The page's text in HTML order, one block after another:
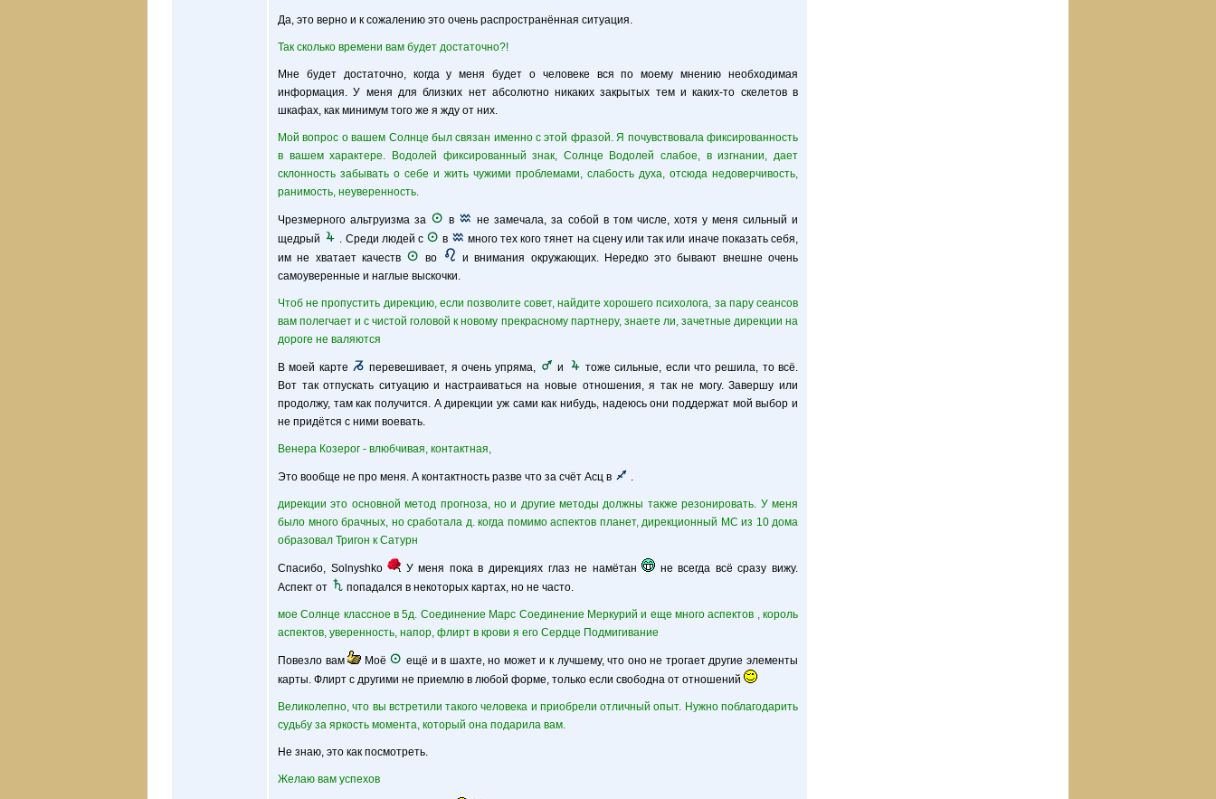
Да, это верно и к сожалению это очень распространённая ситуация.
Так сколько времени вам будет достаточно?!
Мне будет достаточно, когда у меня будет о человеке вся по моему мнению необходимая
информация. У меня для близких нет абсолютно никаких закрытых тем и каких-то скелетов в
шкафах, как минимум того же я жду от них.
Мой вопрос о вашем Солнце был связан именно с этой фразой. Я почувствовала фиксированность
в вашем характере. Водолей фиксированный знак, Солнце Водолей слабое, в изгнании, дает
склонность забывать о себе и жить чужими проблемами, слабость духа, отсюда недоверчивость,
ранимость, неуверенность.
Чрезмерного альтруизма за в
не замечала, за собой в том числе, хотя у меня сильный и
щедрый
. Среди людей с в
много тех кого тянет на сцену или так или иначе показать себя,
им не хватает качеств
во
и внимания окружающих. Нередко это бывают внешне очень
самоуверенные и наглые выскочки.
Чтоб не пропустить дирекцию, если позволите совет, найдите хорошего психолога, за пару сеансов
вам полегчает и с чистой головой к новому прекрасному партнеру, знаете ли, зачетные дирекции на
дороге не валяются
В моей карте перевешивает, я очень упряма, и
тоже сильные, если что решила, то всё.
Вот так отпускать ситуацию и настраиваться на новые отношения, я так не могу. Завершу или
продолжу, там как получится. А дирекции уж сами как нибудь, надеюсь они поддержат мой выбор и
не придётся с ними воевать.
Венера Козерог - влюбчивая, контактная,
Это вообще не про меня. А контактность разве что за счёт Асц в .
дирекции это основной метод прогноза, но и другие методы должны также резонировать. У меня
было много брачных, но сработала д. когда помимо аспектов планет, дирекционный МС из 10 дома
образовал Тригон к Сатурн
Спасибо, Solnyshko У меня пока в дирекциях глаз не намётан
не всегда всё сразу вижу.
Аспект от
попадался в некоторых картах, но не часто.
мое Солнце классное в 5д. Соединение Марс Соединение Меркурий и еще много аспектов , король
аспектов, уверенность, напор, флирт в крови я его Сердце Подмигивание
Повезло вам Моё
ещё и в шахте, но может и к лучшему, что оно не трогает другие элементы
карты. Флирт с другими не приемлю в любой форме, только если свободна от отношений
Великолепно, что вы встретили такого человека и приобрели отличный опыт. Нужно поблагодарить
судьбу за яркость момента, который она подарила вам.
Не знаю, это как посмотреть.
Желаю вам успехов